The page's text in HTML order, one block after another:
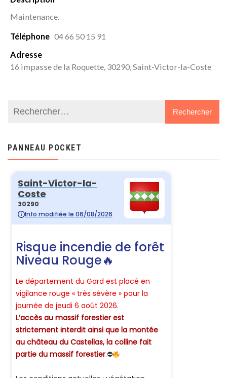
Maintenance.
Téléphone 04 66 50 15 91
Adresse
16 impasse de la Roquette, 30290, Saint-Victor-la-Coste
PANNEAU POCKET